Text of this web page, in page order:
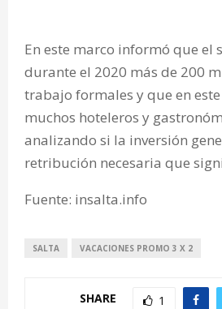
En este marco informó que el
durante el 2020 más de 200
trabajo formales y que en
muchos hoteleros y
analizando si la inversión
retribución necesaria que
Fuente: insalta.info
SALTA VACACIONES PROMO 3 X 2
SHARE 1